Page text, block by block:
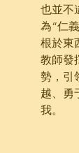
也並不
為“仁
根於東
教師發
勢，引
越、勇
我。